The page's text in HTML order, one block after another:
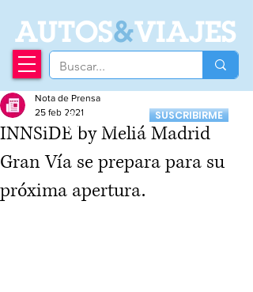
AUTOS&VIAJES
Recibí nuestro
Newsletter
SUSCRIBIRME
INNSiDE by Meliá Madrid
Gran Vía se prepara para su
próxima apertura.
Nota de Prensa
25 feb 2021